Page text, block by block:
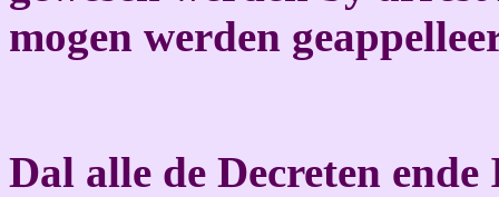
mogen werden
Dal alle de Decreten